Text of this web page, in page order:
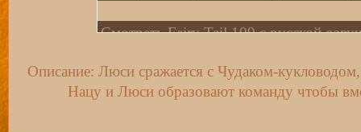
Смотреть Fairy Tail 109 с русской
Смотреть Fairy Tail 109 с русскими
Описание: Люси сражается с Чудаком-
Нацу и Люси образовают команду чтобы